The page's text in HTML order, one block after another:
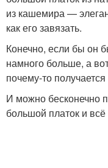
из кашемира —
как его завязать.
Конечно, если бы он
намного больше, а
почему-то
И можно бесконечно
большой платок и